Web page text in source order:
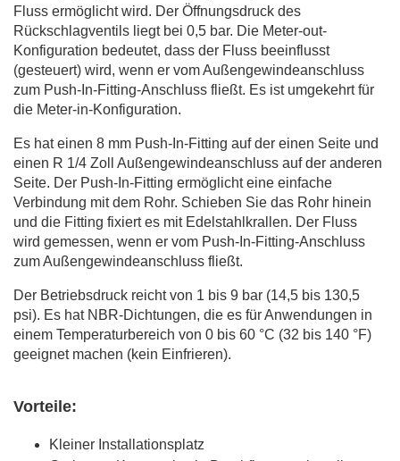
Fluss ermöglicht wird. Der Öffnungsdruck des
Rückschlagventils liegt bei 0,5 bar. Die Meter-out-
Konfiguration bedeutet, dass der Fluss beeinflusst
(gesteuert) wird, wenn er vom Außengewindeanschluss
zum Push-In-Fitting-Anschluss fließt. Es ist umgekehrt für
die Meter-in-Konfiguration.
Es hat einen 8 mm Push-In-Fitting auf der einen Seite und
einen R 1/4 Zoll Außengewindeanschluss auf der anderen
Seite. Der Push-In-Fitting ermöglicht eine einfache
Verbindung mit dem Rohr. Schieben Sie das Rohr hinein
und die Fitting fixiert es mit Edelstahlkrallen. Der Fluss
wird gemessen, wenn er vom Push-In-Fitting-Anschluss
zum Außengewindeanschluss fließt.
Der Betriebsdruck reicht von 1 bis 9 bar (14,5 bis 130,5
psi). Es hat NBR-Dichtungen, die es für Anwendungen in
einem Temperaturbereich von 0 bis 60 °C (32 bis 140 °F)
geeignet machen (kein Einfrieren).
Vorteile:
Kleiner Installationsplatz